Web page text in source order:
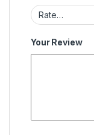
Your Review